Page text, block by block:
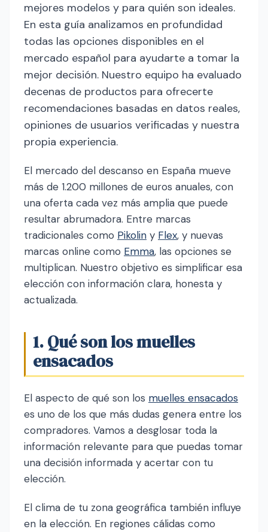
mejores modelos y para quién son ideales.
En esta guía analizamos en profundidad
todas las opciones disponibles en el
mercado español para ayudarte a tomar la
mejor decisión. Nuestro equipo ha evaluado
decenas de productos para ofrecerte
recomendaciones basadas en datos reales,
opiniones de usuarios verificadas y nuestra
propia experiencia.
El mercado del descanso en España mueve
más de 1.200 millones de euros anuales, con
una oferta cada vez más amplia que puede
resultar abrumadora. Entre marcas
tradicionales como Pikolin y Flex, y nuevas
marcas online como Emma, las opciones se
multiplican. Nuestro objetivo es simplificar esa
elección con información clara, honesta y
actualizada.
1. Qué son los muelles
ensacados
El aspecto de qué son los muelles ensacados
es uno de los que más dudas genera entre los
compradores. Vamos a desglosar toda la
información relevante para que puedas tomar
una decisión informada y acertar con tu
elección.
El clima de tu zona geográfica también influye
en la elección. En regiones cálidas como